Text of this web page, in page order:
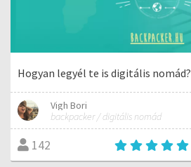
Hogyan legyél te is digitális nomád?
Vigh Bori
backpacker / digitális nomád
142